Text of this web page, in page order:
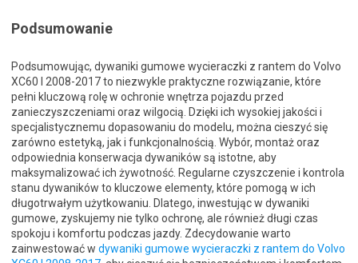
Podsumowanie
Podsumowując, dywaniki gumowe wycieraczki z rantem do Volvo
XC60 I 2008-2017 to niezwykle praktyczne rozwiązanie, które
pełni kluczową rolę w ochronie wnętrza pojazdu przed
zanieczyszczeniami oraz wilgocią. Dzięki ich wysokiej jakości i
specjalistycznemu dopasowaniu do modelu, można cieszyć się
zarówno estetyką, jak i funkcjonalnością. Wybór, montaż oraz
odpowiednia konserwacja dywaników są istotne, aby
maksymalizować ich żywotność. Regularne czyszczenie i kontrola
stanu dywaników to kluczowe elementy, które pomogą w ich
długotrwałym użytkowaniu. Dlatego, inwestując w dywaniki
gumowe, zyskujemy nie tylko ochronę, ale również długi czas
spokoju i komfortu podczas jazdy. Zdecydowanie warto
zainwestować w dywaniki gumowe wycieraczki z rantem do Volvo